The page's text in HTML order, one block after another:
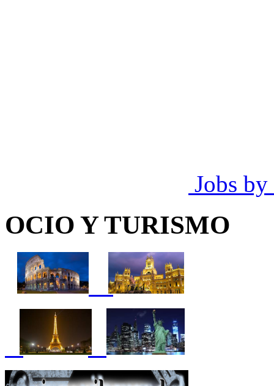
Jobs by
OCIO Y TURISMO